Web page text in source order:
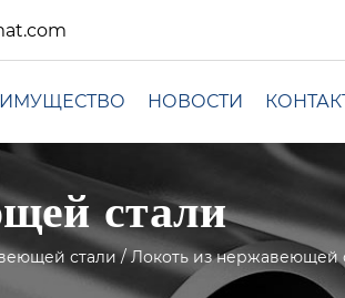
НОВОСТИ
стали
стали/Локоть из нержавеющей